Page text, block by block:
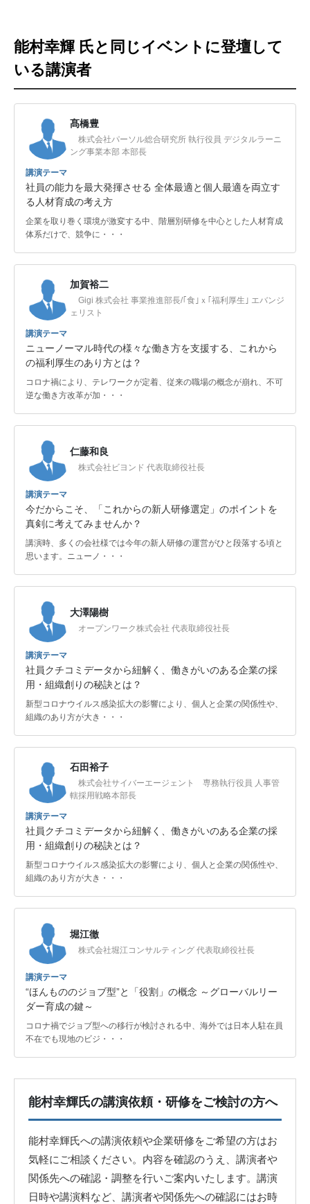
能村幸輝 氏と同じイベントに登壇して
いる講演者
髙橋豊
株式会社パーソル総合研究所 執行役員 デジタルラーニ
ング事業本部 本部長
講演テーマ
社員の能力を最大発揮させる 全体最適と個人最適を両立す
る人材育成の考え方
企業を取り巻く環境が激変する中、階層別研修を中心とした人材育成
体系だけで、競争に・・・
加賀裕二
Gigi 株式会社 事業推進部長/｢食｣ｘ｢福利厚生｣ エバンジ
ェリスト
講演テーマ
ニューノーマル時代の様々な働き方を支援する、これから
の福利厚生のあり方とは？
コロナ禍により、テレワークが定着、従来の職場の概念が崩れ、不可
逆な働き方改革が加・・・
仁藤和良
株式会社ビヨンド 代表取締役社長
講演テーマ
今だからこそ、「これからの新人研修選定」のポイントを
真剣に考えてみませんか？
講演時、多くの会社様では今年の新人研修の運営がひと段落する頃と
思います。ニューノ・・・
大澤陽樹
オープンワーク株式会社 代表取締役社長
講演テーマ
社員クチコミデータから紐解く、働きがいのある企業の採
用・組織創りの秘訣とは？
新型コロナウイルス感染拡大の影響により、個人と企業の関係性や、
組織のあり方が大き・・・
石田裕子
株式会社サイバーエージェント 専務執行役員 人事管
轄採用戦略本部長
講演テーマ
社員クチコミデータから紐解く、働きがいのある企業の採
用・組織創りの秘訣とは？
新型コロナウイルス感染拡大の影響により、個人と企業の関係性や、
組織のあり方が大き・・・
堀江徹
株式会社堀江コンサルティング 代表取締役社長
講演テーマ
“ほんもののジョブ型”と「役割」の概念 ～グローバルリー
ダー育成の鍵～
コロナ禍でジョブ型への移行が検討される中、海外では日本人駐在員
不在でも現地のビジ・・・
能村幸輝氏の講演依頼・研修をご検討の方へ
能村幸輝氏への講演依頼や企業研修をご希望の方はお
気軽にご相談ください。内容を確認のうえ、講演者や
関係先への確認・調整を行いご案内いたします。講演
日時や講演料など、講演者や関係先への確認にはお時